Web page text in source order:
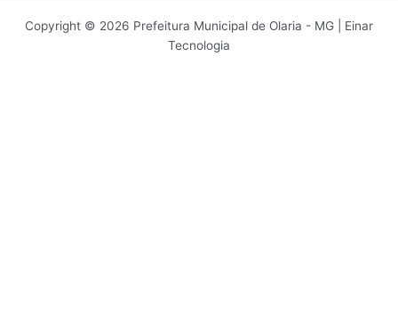
Copyright © 2026 Prefeitura Municipal de Olaria - MG | Einar
Tecnologia